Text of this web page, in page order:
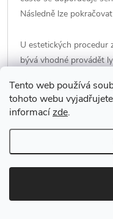
Tento web používá
tohoto webu
informacízde.
Následně lze
U estetických procedur
bývá vhodné provádět
zdravým životním
Proč